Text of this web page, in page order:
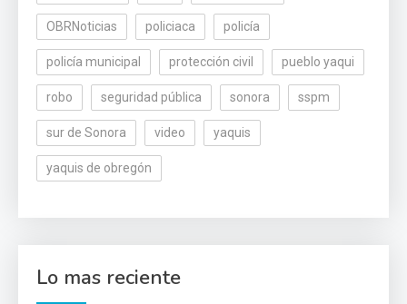
OBRNoticias policiaca policía
policía municipal protección civil pueblo yaqui
robo seguridad pública sonora sspm
sur de Sonora video yaquis
yaquis de obregón
Lo mas reciente